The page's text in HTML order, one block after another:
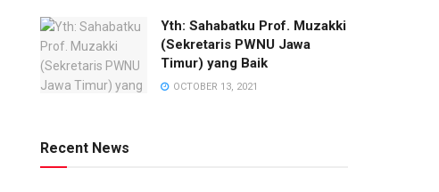
Yth: Sahabatku Prof. Muzakki
(Sekretaris PWNU Jawa
Timur) yang Baik
OCTOBER 13, 2021
Recent News